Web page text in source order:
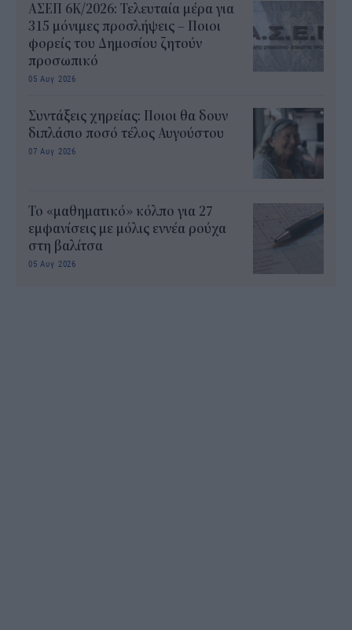
ΑΣΕΠ 6Κ/2026: Τελευταία μέρα για
315 μόνιμες προσλήψεις – Ποιοι
φορείς του Δημοσίου ζητούν
προσωπικό
05 Αυγ 2026
Συντάξεις χηρείας: Ποιοι θα δουν
διπλάσιο ποσό τέλος Αυγούστου
07 Αυγ 2026
Το «μαθηματικό» κόλπο για 27
εμφανίσεις με μόλις εννέα ρούχα
στη βαλίτσα
05 Αυγ 2026